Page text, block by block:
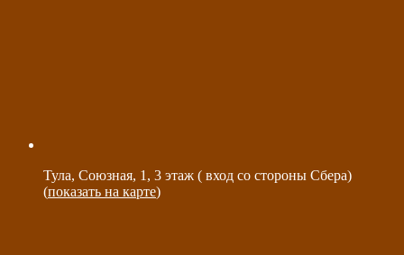
Тула, Союзная, 1, 3 этаж ( вход со стороны Сбера)
(показать на карте)